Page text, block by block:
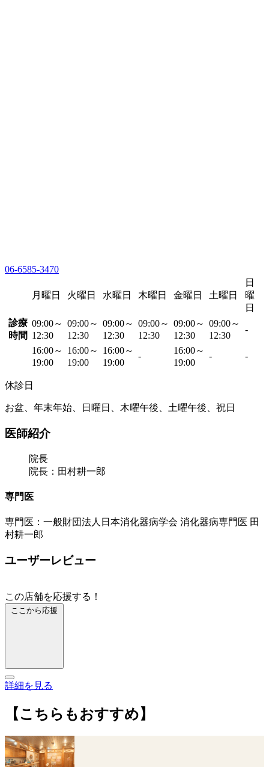
06-6585-3470
月曜日 火曜日 水曜日 木曜日 金曜日 土曜日
日
曜
日
診療
時間
09:00～
12:30
09:00～
12:30
09:00～
12:30
09:00～
12:30
09:00～
12:30
09:00～
12:30
-
16:00～
19:00
16:00～
19:00
16:00～
19:00
-
16:00～
19:00
- -
休診日
お盆、年末年始、日曜日、木曜午後、土曜午後、祝日
医師紹介
院長
院長：田村耕一郎
専門医
専門医：一般財団法人日本消化器病学会 消化器病専門医 田
村耕一郎
ユーザーレビュー
この店舗を応援する！
ここから応援
詳細を見る
【こちらもおすすめ】